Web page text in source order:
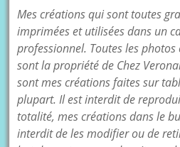
Mes créations qui sont toutes
imprimées et utilisées dans un
professionnel. Toutes les photos
sont la propriété de Chez
sont mes créations faites sur
plupart. Il est interdit de
totalité, mes créations dans le
interdit de les modifier ou de